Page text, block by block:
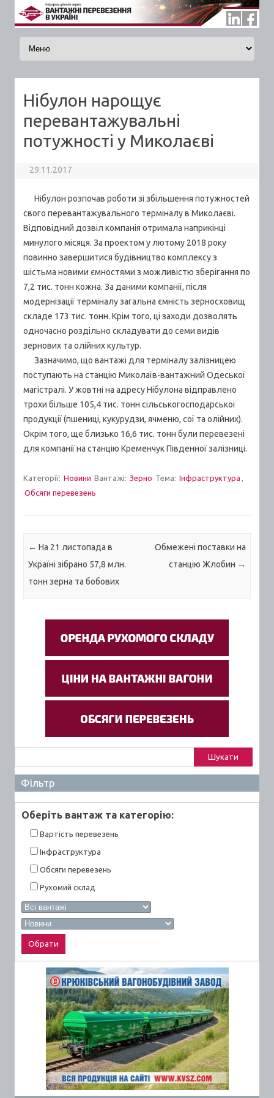
Skip to content
Нібулон нарощує
перевантажувальні
потужності у Миколаєві
29.11.2017
Нібулон розпочав роботи зі збільшення потужностей
свого перевантажувального терміналу в Миколаєві.
Відповідний дозвіл компанія отримала наприкінці
минулого місяця. За проектом у лютому 2018 року
повинно завершитися будівництво комплексу з
шістьма новими ємностями з можливістю зберігання по
7,2 тис. тонн кожна. За даними компанії, після
модернізації терміналу загальна ємність зерносховищ
складе 173 тис. тонн. Крім того, ці заходи дозволять
одночасно роздільно складувати до семи видів
зернових та олійних культур.
Зазначимо, що вантажі для терміналу залізницею
поступають на станцію Миколаїв-вантажний Одеської
магістралі. У жовтні на адресу Нібулона відправлено
трохи більше 105,4 тис. тонн сільськогосподарської
продукції (пшениці, кукурудзи, ячменю, сої та олійних).
Окрім того, ще близько 16,6 тис. тонн були перевезені
для компанії на станцію Кременчук Південної залізниці.
Категорії: Новини Вантажі: Зерно Тема: Інфраструктура ,
Обсяги перевезень
Post navigation
← На 21 листопада в
Україні зібрано 57,8 млн.
тонн зерна та бобових
Обмежені поставки на
станцію Жлобин →
Фільтр
Оберiть вантаж та категорiю:
Вартiсть перевезень
Інфраструктура
Обсяги перевезень
Рухомий склад